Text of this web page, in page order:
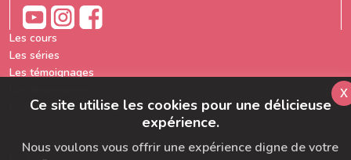
Les cours
Les séries
Les témoignages
Formation prof de yoga
Ce site utilise les cookies pour une délicieuse
expérience.
Nous voulons vous offrir une expérience digne de votre
x